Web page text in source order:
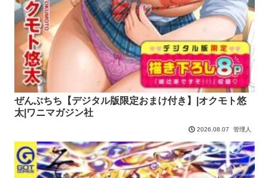
ぜんぶちち【デジタル版限定おまけ付き】|オクモト悠
太|ワニマガジン社
2026.08.07 管理人